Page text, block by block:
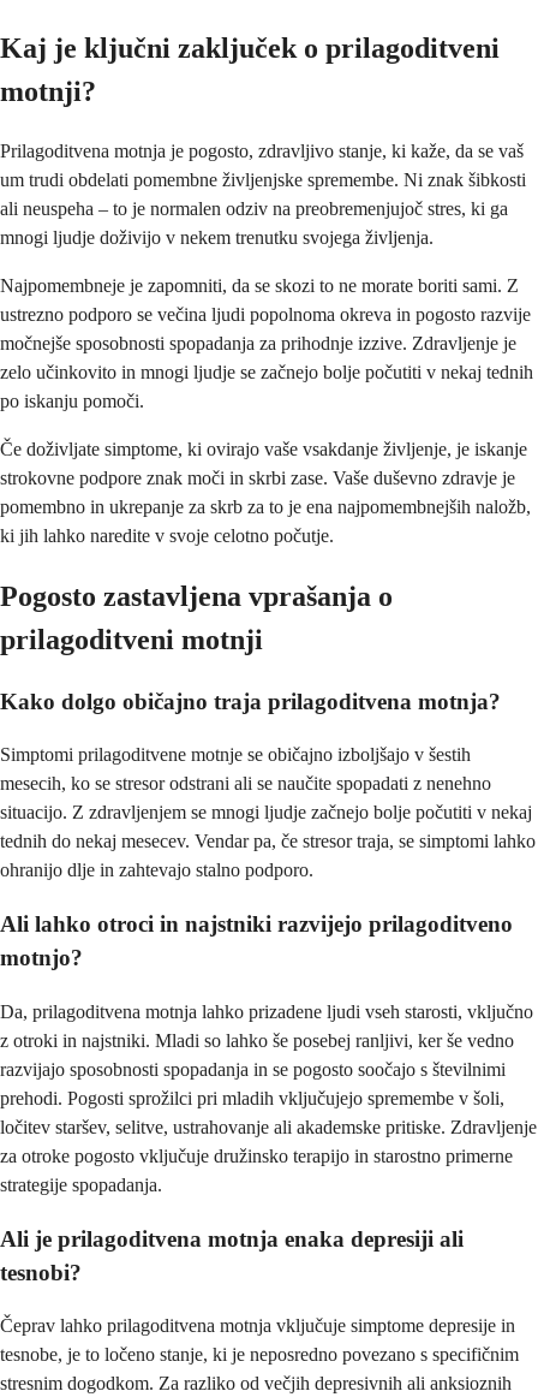
Kaj je ključni zaključek o prilagoditveni
motnji?
Prilagoditvena motnja je pogosto, zdravljivo stanje, ki kaže, da se vaš
um trudi obdelati pomembne življenjske spremembe. Ni znak šibkosti
ali neuspeha – to je normalen odziv na preobremenjujoč stres, ki ga
mnogi ljudje doživijo v nekem trenutku svojega življenja.
Najpomembneje je zapomniti, da se skozi to ne morate boriti sami. Z
ustrezno podporo se večina ljudi popolnoma okreva in pogosto razvije
močnejše sposobnosti spopadanja za prihodnje izzive. Zdravljenje je
zelo učinkovito in mnogi ljudje se začnejo bolje počutiti v nekaj tednih
po iskanju pomoči.
Če doživljate simptome, ki ovirajo vaše vsakdanje življenje, je iskanje
strokovne podpore znak moči in skrbi zase. Vaše duševno zdravje je
pomembno in ukrepanje za skrb za to je ena najpomembnejših naložb,
ki jih lahko naredite v svoje celotno počutje.
Pogosto zastavljena vprašanja o
prilagoditveni motnji
Kako dolgo običajno traja prilagoditvena motnja?
Simptomi prilagoditvene motnje se običajno izboljšajo v šestih
mesecih, ko se stresor odstrani ali se naučite spopadati z nenehno
situacijo. Z zdravljenjem se mnogi ljudje začnejo bolje počutiti v nekaj
tednih do nekaj mesecev. Vendar pa, če stresor traja, se simptomi lahko
ohranijo dlje in zahtevajo stalno podporo.
Ali lahko otroci in najstniki razvijejo prilagoditveno
motnjo?
Da, prilagoditvena motnja lahko prizadene ljudi vseh starosti, vključno
z otroki in najstniki. Mladi so lahko še posebej ranljivi, ker še vedno
razvijajo sposobnosti spopadanja in se pogosto soočajo s številnimi
prehodi. Pogosti sprožilci pri mladih vključujejo spremembe v šoli,
ločitev staršev, selitve, ustrahovanje ali akademske pritiske. Zdravljenje
za otroke pogosto vključuje družinsko terapijo in starostno primerne
strategije spopadanja.
Ali je prilagoditvena motnja enaka depresiji ali
tesnobi?
Čeprav lahko prilagoditvena motnja vključuje simptome depresije in
tesnobe, je to ločeno stanje, ki je neposredno povezano s specifičnim
stresnim dogodkom. Za razliko od večjih depresivnih ali anksioznih